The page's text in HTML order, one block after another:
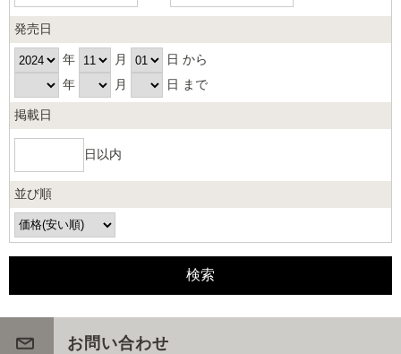
発売日
年 月
日 から
年
月 日 まで
掲載日
日以内
並び順
お問い合わせ